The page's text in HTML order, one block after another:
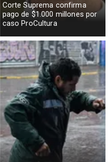
Corte Suprema confirma
pago de $1.000 millones por
caso ProCultura